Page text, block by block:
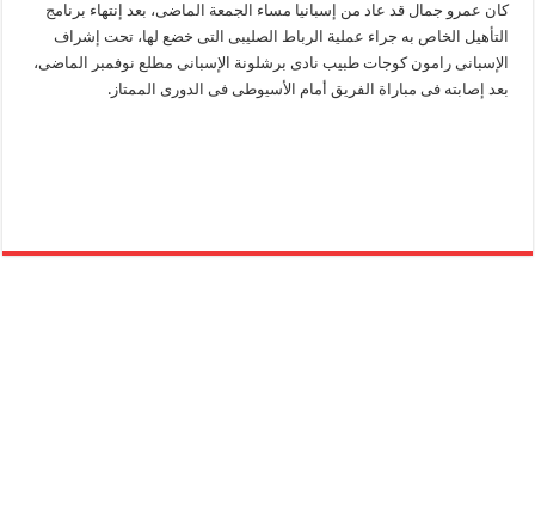
كان عمرو جمال قد عاد من إسبانيا مساء الجمعة الماضى، بعد إنتهاء برنامج
التأهيل الخاص به جراء عملية الرباط الصليبى التى خضع لها، تحت إشراف
الإسبانى رامون كوجات طبيب نادى برشلونة الإسبانى مطلع نوفمبر الماضى،
بعد إصابته فى مباراة الفريق أمام الأسيوطى فى الدورى الممتاز.